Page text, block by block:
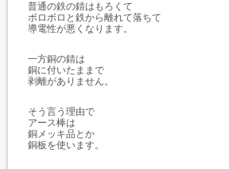
普通の鉄の錆はもろくて
ボロボロと鉄から離れて落ちて
導電性が悪くなります。
一方銅の錆は
銅に付いたままで
剥離がありません。
そう言う理由で
アース棒は
銅メッキ品とか
銅板を使います。